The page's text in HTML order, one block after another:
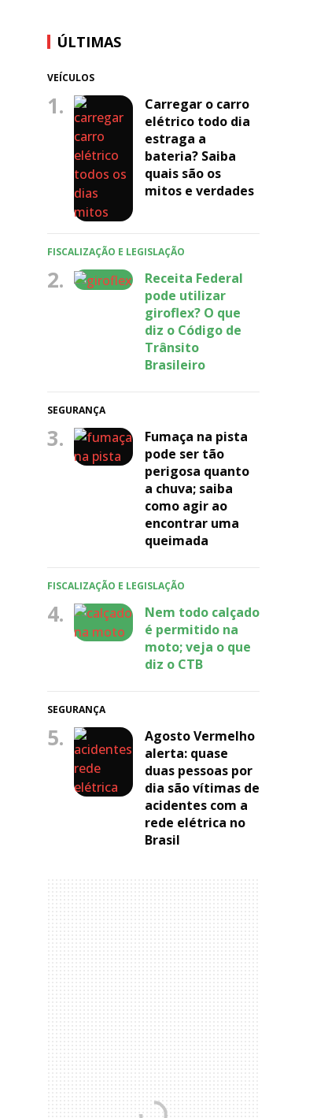
ÚLTIMAS
VEÍCULOS
1.
Carregar o carro
elétrico todo dia
estraga a
bateria? Saiba
quais são os
mitos e verdades
FISCALIZAÇÃO E LEGISLAÇÃO
2.
Receita Federal
pode utilizar
giroflex? O que
diz o Código de
Trânsito
Brasileiro
SEGURANÇA
3.
Fumaça na pista
pode ser tão
perigosa quanto
a chuva; saiba
como agir ao
encontrar uma
queimada
FISCALIZAÇÃO E LEGISLAÇÃO
4.
Nem todo calçado
é permitido na
moto; veja o que
diz o CTB
SEGURANÇA
5.
Agosto Vermelho
alerta: quase
duas pessoas por
dia são vítimas de
acidentes com a
rede elétrica no
Brasil